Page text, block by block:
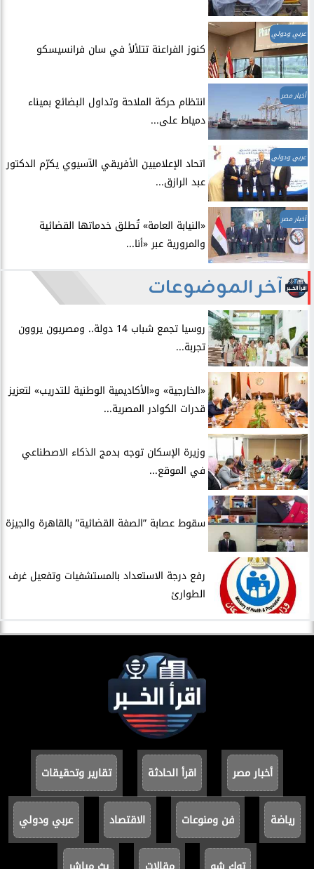
عربي ودولي
​كنوز الفراعنة تتلألأ في سان فرانسيسكو
أخبار مصر
انتظام حركة الملاحة وتداول البضائع بميناء
دمياط على...
عربي ودولي
اتحاد الإعلاميين الأفريقي الآسيوي يكرّم الدكتور
عبد الرازق...
أخبار مصر
​«النيابة العامة» تُطلق خدماتها القضائية
والمرورية عبر «أنا...
آخر الموضوعات
روسيا تجمع شباب 14 دولة.. ومصريون يروون
تجربة...
​«الخارجية» و«الأكاديمية الوطنية للتدريب» لتعزيز
قدرات الكوادر المصرية...
​وزيرة الإسكان توجه بدمج الذكاء الاصطناعي
في الموقع...
سقوط عصابة ”الصفة القضائية” بالقاهرة والجيزة
​رفع درجة الاستعداد بالمستشفيات وتفعيل غرف
الطوارئ
أخبار مصر اقرأ الحادثة تقارير وتحقيقات
رياضة فن ومنوعات الاقتصاد عربي ودولي